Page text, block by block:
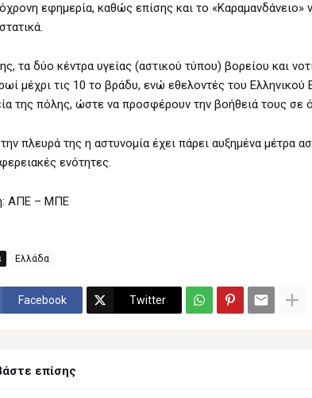
εφημερία, καθώς επίσης και το «Καραμανδάνειο»
τα δύο κέντρα υγείας (αστικού τύπου) βορείου και
μέχρι τις 10 το βράδυ, ενώ εθελοντές του Ελληνικού
της πόλης, ώστε να προσφέρουν την βοήθειά τους σε
πλευρά της η αστυνομία έχει πάρει αυξημένα μέτρα
ενότητες.
ΑΠΕ – ΜΠΕ
Ελλάδα
Facebook Twitter
επίσης